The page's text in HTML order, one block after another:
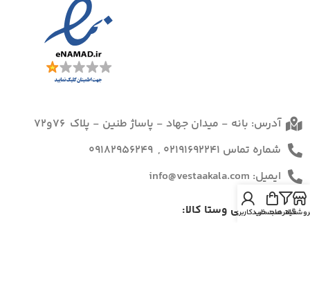
آدرس: بانه - میدان جهاد - پاساژ طنین - پلاک 76و72
شماره تماس 02191692241 , 09182956249
ایمیل: info@vestaakala.com
شبکات اجتماعی وستا کالا:
فیلترهاسبد خرید
حساب کاربری من